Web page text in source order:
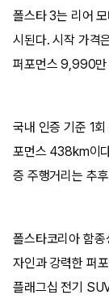
폴스타 3는 리어
시된다. 시작 가격
퍼포먼스 9,990만
국내 인증 기준 1
포먼스 438km이
증 주행거리는 추
폴스타코리아 함종
자인과 강력한 퍼
플래그십 전기